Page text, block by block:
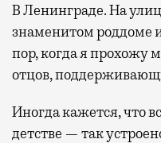
В Ленинграде. На
знаменитом роддоме
пор, когда я прохожу
отцов,
Иногда кажется, что
детстве — так